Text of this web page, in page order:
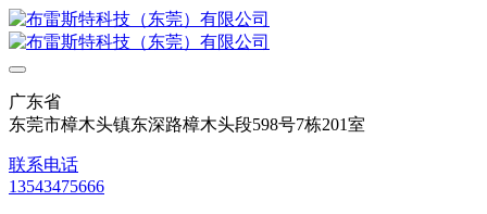
广东省
东莞市樟木头镇东深路樟木头段598号7栋201室
联系电话
13543475666